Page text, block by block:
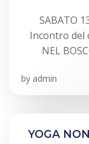
SABATO
Incontro del
NEL
by admin
YOGA